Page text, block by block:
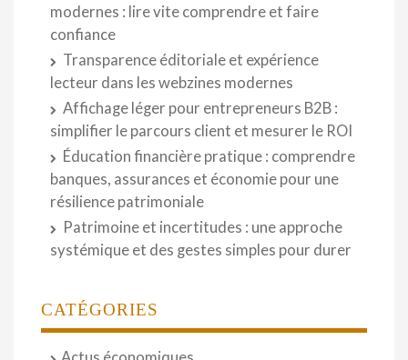
modernes : lire vite comprendre et faire
confiance
Transparence éditoriale et expérience
lecteur dans les webzines modernes
Affichage léger pour entrepreneurs B2B :
simplifier le parcours client et mesurer le ROI
Éducation financière pratique : comprendre
banques, assurances et économie pour une
résilience patrimoniale
Patrimoine et incertitudes : une approche
systémique et des gestes simples pour durer
CATÉGORIES